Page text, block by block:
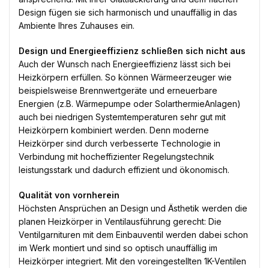
Design fügen sie sich harmonisch und unauffällig in das
Ambiente Ihres Zuhauses ein.
Design und Energieeffizienz schließen sich nicht aus
Auch der Wunsch nach Energieeffizienz lässt sich bei
Heizkörpern erfüllen. So können Wärmeerzeuger wie
beispielsweise Brennwertgeräte und erneuerbare
Energien (z.B. Wärmepumpe oder SolarthermieAnlagen)
auch bei niedrigen Systemtemperaturen sehr gut mit
Heizkörpern kombiniert werden. Denn moderne
Heizkörper sind durch verbesserte Technologie in
Verbindung mit hocheffizienter Regelungstechnik
leistungsstark und dadurch effizient und ökonomisch.
Qualität von vornherein
Höchsten Ansprüchen an Design und Ästhetik werden die
planen Heizkörper in Ventilausführung gerecht: Die
Ventilgarnituren mit dem Einbauventil werden dabei schon
im Werk montiert und sind so optisch unauffällig im
Heizkörper integriert. Mit den voreingestellten 1K-Ventilen